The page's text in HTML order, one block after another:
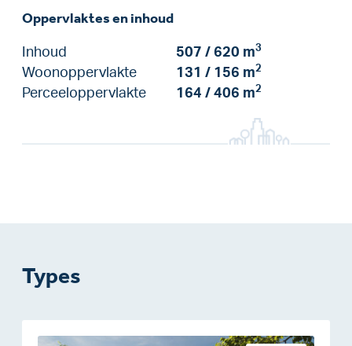
Oppervlaktes en inhoud
Inhoud 507 / 620 m3
Woonoppervlakte 131 / 156 m2
Perceeloppervlakte 164 / 406 m2
Types